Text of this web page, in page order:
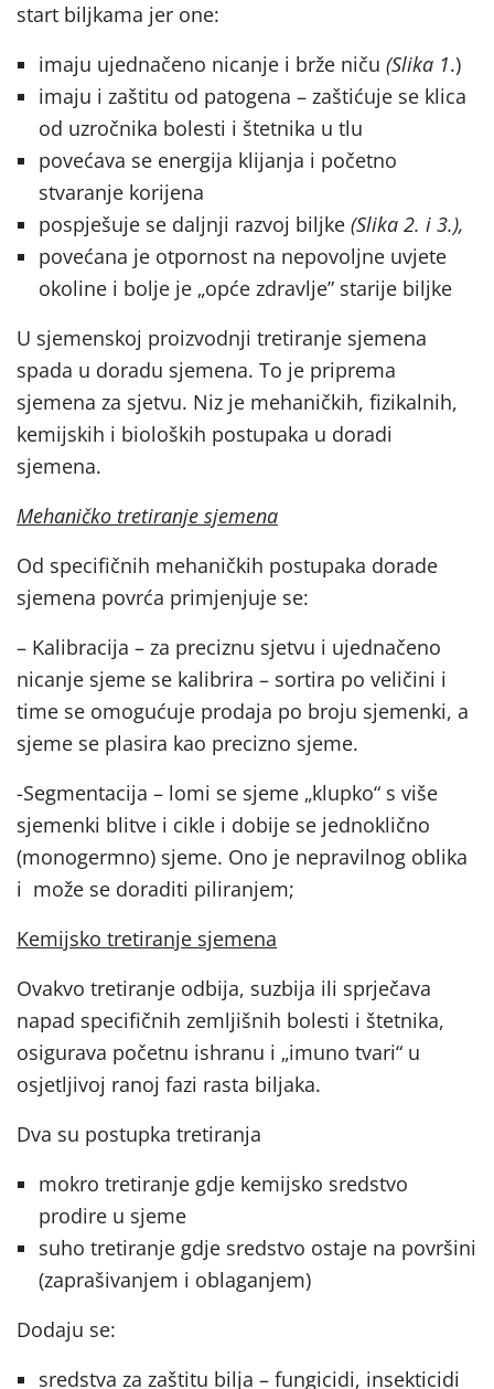
start biljkama jer one:
imaju ujednačeno nicanje i brže niču (Slika 1.)
imaju i zaštitu od patogena – zaštićuje se klica
od uzročnika bolesti i štetnika u tlu
povećava se energija klijanja i početno
stvaranje korijena
pospješuje se daljnji razvoj biljke (Slika 2. i 3.),
povećana je otpornost na nepovoljne uvjete
okoline i bolje je „opće zdravlje” starije biljke
U sjemenskoj proizvodnji tretiranje sjemena
spada u doradu sjemena. To je priprema
sjemena za sjetvu. Niz je mehaničkih, fizikalnih,
kemijskih i bioloških postupaka u doradi
sjemena.
Mehaničko tretiranje sjemena
Od specifičnih mehaničkih postupaka dorade
sjemena povrća primjenjuje se:
– Kalibracija – za preciznu sjetvu i ujednačeno
nicanje sjeme se kalibrira – sortira po veličini i
time se omogućuje prodaja po broju sjemenki, a
sjeme se plasira kao precizno sjeme.
-Segmentacija – lomi se sjeme „klupko“ s više
sjemenki blitve i cikle i dobije se jednoklično
(monogermno) sjeme. Ono je nepravilnog oblika
i može se doraditi piliranjem;
Kemijsko tretiranje sjemena
Ovakvo tretiranje odbija, suzbija ili sprječava
napad specifičnih zemljišnih bolesti i štetnika,
osigurava početnu ishranu i „imuno tvari“ u
osjetljivoj ranoj fazi rasta biljaka.
Dva su postupka tretiranja
mokro tretiranje gdje kemijsko sredstvo
prodire u sjeme
suho tretiranje gdje sredstvo ostaje na površini
(zaprašivanjem i oblaganjem)
Dodaju se:
sredstva za zaštitu bilja – fungicidi, insekticidi